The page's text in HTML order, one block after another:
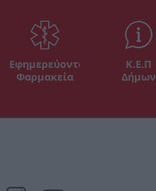
Εφημερεύοντα
Φαρμακεία
Κ.Ε.Π
Δήμων